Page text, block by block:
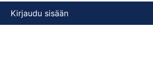
Kirjaudu sisään